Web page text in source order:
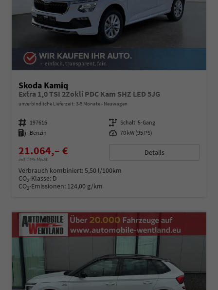
Skoda Kamiq
Extra 1,0 TSI 2Zokli PDC Kam SHZ LED 5JG
unverbindliche Lieferzeit: 3-5 Monate Neuwagen
Fahrzeugnummer 197616 Getriebe Schalt. 5-Gang
Kraftstoff Benzin Leistung 70 kW (95 PS)
21.064,– €
incl. 19% MwSt.
Details
Verbrauch kombiniert:5,50 l/100km
CO2-Klasse: D
CO2-Emissionen: 124,00 g/km